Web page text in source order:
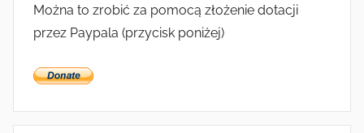
Można to zrobić za pomocą złożenie dotacji
przez Paypala (przycisk poniżej)